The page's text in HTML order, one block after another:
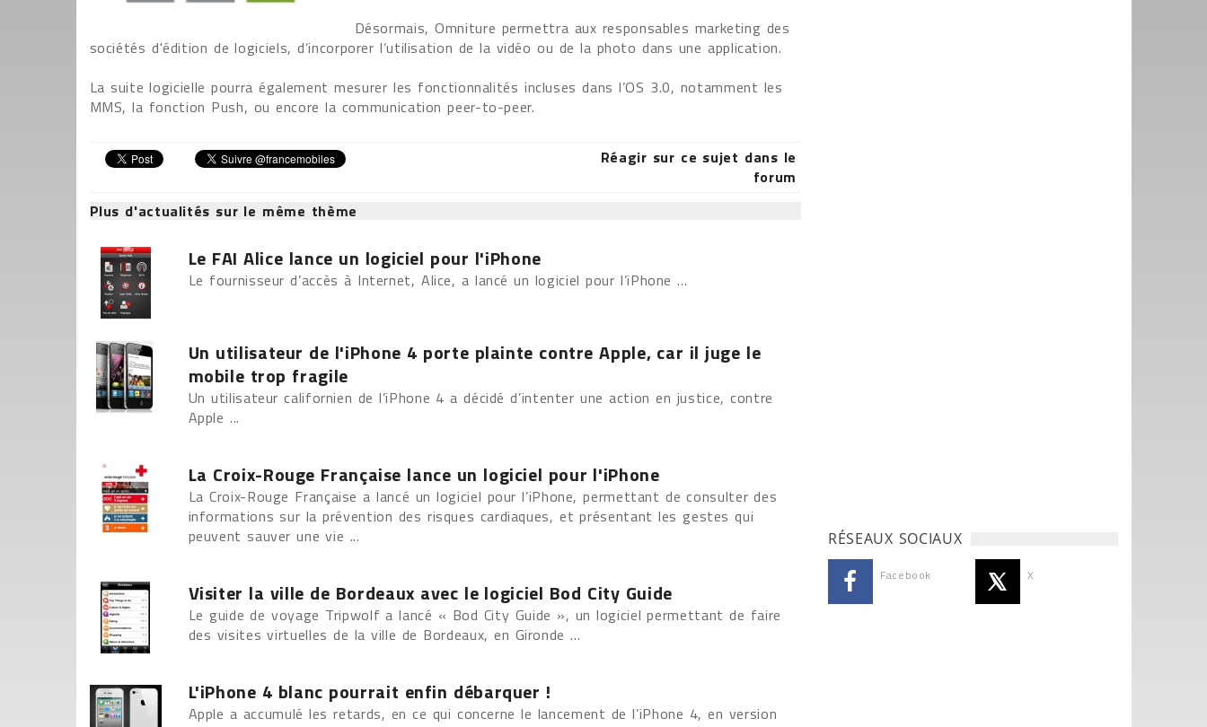
Désormais, Omniture permettra aux responsables marketing des
sociétés d'édition de logiciels, d’incorporer l’utilisation de la vidéo ou de la photo dans une application.
La suite logicielle pourra également mesurer les fonctionnalités incluses dans l’OS 3.0, notamment les
MMS, la fonction Push, ou encore la communication peer-to-peer.
Réagir sur ce sujet dans le
forum
Plus d'actualités sur le même thème
Le FAI Alice lance un logiciel pour l'iPhone
Le fournisseur d’accès à Internet, Alice, a lancé un logiciel pour l’iPhone ...
Un utilisateur de l'iPhone 4 porte plainte contre Apple, car il juge le
mobile trop fragile
Un utilisateur californien de l’iPhone 4 a décidé d’intenter une action en justice, contre
Apple ...
La Croix-Rouge Française lance un logiciel pour l'iPhone
La Croix-Rouge Française a lancé un logiciel pour l’iPhone, permettant de consulter des
informations sur la prévention des risques cardiaques, et présentant les gestes qui
peuvent sauver une vie ...
Visiter la ville de Bordeaux avec le logiciel Bod City Guide
Le guide de voyage Tripwolf a lancé « Bod City Guide », un logiciel permettant de faire
des visites virtuelles de la ville de Bordeaux, en Gironde ...
L'iPhone 4 blanc pourrait enfin débarquer !
Apple a accumulé les retards, en ce qui concerne le lancement de l’iPhone 4, en version
RÉSEAUX SOCIAUX
Facebook X